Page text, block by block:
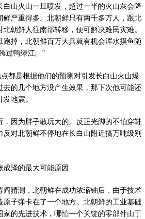
山火山一旦喷发，超过一半的火山灰会降
鲜严重得多。北朝鲜只有两千多万人，跟北
朝鲜人往南部转移，便可解决难民灾难。
跑掉，北朝鲜百万大兵就有机会浑水摸鱼随
过鸭绿江。”
都是根据他们的预测对引发长白山火山爆
去的几个地方没产生效果，那下次他可能还
地震。
，因为胖子敢玩大的。反正光脚的不怕穿鞋
反对北朝鲜不停地在长白山附近搞万吨级别
成泽的最大可能原因
阎猜测，北朝鲜在成功浓缩铀后，由于技术
子弹卡在了一个地方。北朝鲜的工业基础
家的先进技术，哪怕一个关键的零部件由于